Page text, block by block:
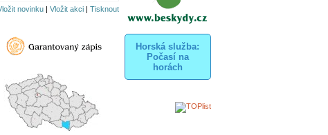
novinku| Vložit akci| Tisknout
Horská služba:
Počasí na
horách